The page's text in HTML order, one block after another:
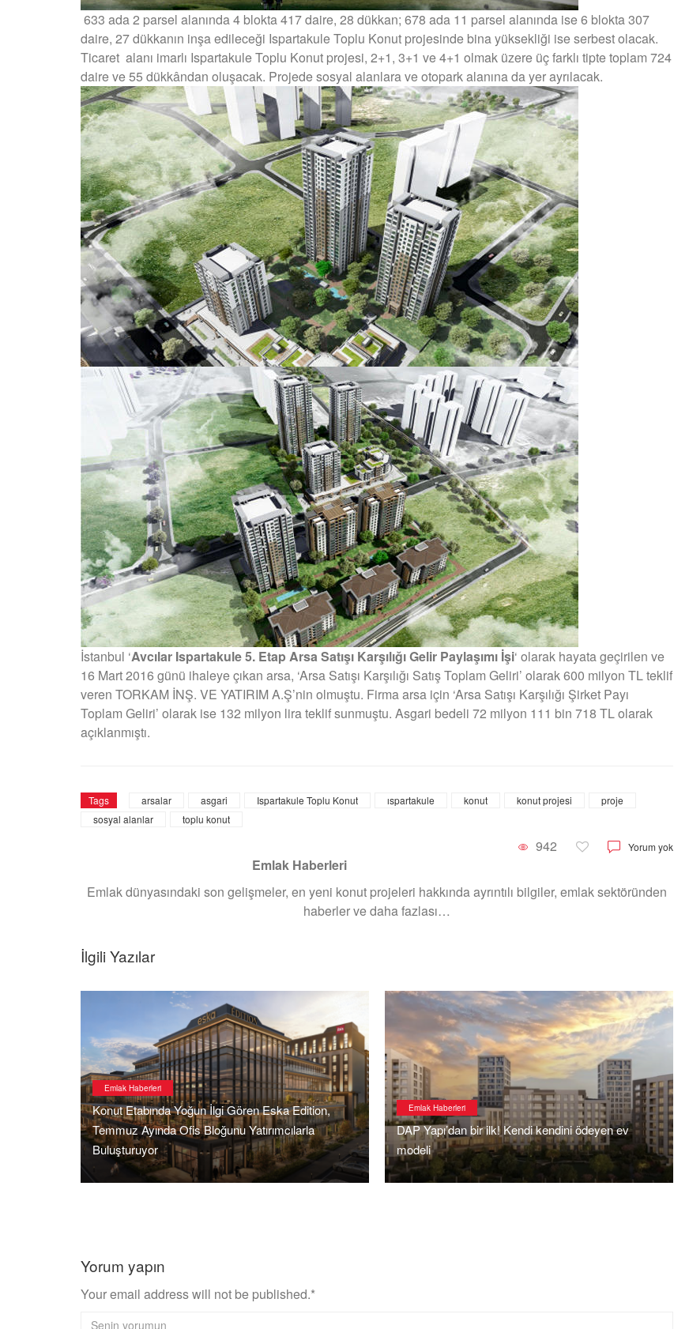
633 ada 2 parsel alanında 4 blokta 417 daire, 28 dükkan; 678 ada 11 parsel alanında ise 6 blokta 307
daire, 27 dükkanın inşa edileceği Ispartakule Toplu Konut projesinde bina yüksekliği ise serbest olacak.
Ticaret alanı imarlı Ispartakule Toplu Konut projesi, 2+1, 3+1 ve 4+1 olmak üzere üç farklı tipte toplam 724
daire ve 55 dükkândan oluşacak. Projede sosyal alanlara ve otopark alanına da yer ayrılacak.
İstanbul ‘Avcılar Ispartakule 5. Etap Arsa Satışı Karşılığı Gelir Paylaşımı İşi‘ olarak hayata geçirilen ve
16 Mart 2016 günü ihaleye çıkan arsa, ‘Arsa Satışı Karşılığı Satış Toplam Geliri’ olarak 600 milyon TL teklif
veren TORKAM İNŞ. VE YATIRIM A.Ş’nin olmuştu. Firma arsa için ‘Arsa Satışı Karşılığı Şirket Payı
Toplam Geliri’ olarak ise 132 milyon lira teklif sunmuştu. Asgari bedeli 72 milyon 111 bin 718 TL olarak
açıklanmıştı.
Tags arsalar asgari Ispartakule Toplu Konut ıspartakule konut konut projesi
proje
sosyal alanlar
toplu konut
942 Yorum yok
Emlak Haberleri
Emlak dünyasındaki son gelişmeler, en yeni konut projeleri hakkında ayrıntılı bilgiler, emlak sektöründen
haberler ve daha fazlası…
İlgili Yazılar
Emlak Haberleri
Konut Etabında Yoğun İlgi Gören Eska Edition,
Temmuz Ayında Ofis Bloğunu Yatırımcılarla
Buluşturuyor
Emlak Haberleri
DAP Yapı’dan bir ilk! Kendi kendini ödeyen ev
modeli
Yorum yapın
Your email address will not be published.*